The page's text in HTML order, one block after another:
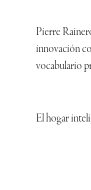
Pierre
innovación
vocabulario
El hogar